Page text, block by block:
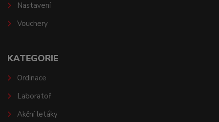
Nastavení
Vouchery
KATEGORIE
Ordinace
Laboratoř
Akční letáky